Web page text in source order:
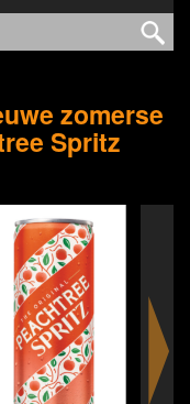
zomerse
Spritz